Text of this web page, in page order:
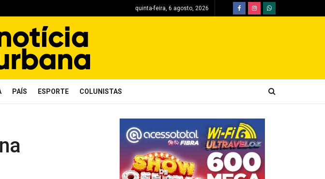
quinta-feira, 6 agosto, 2026
PAÍS ESPORTE COLUNISTAS